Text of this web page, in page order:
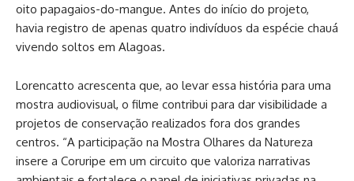
oito papagaios-do-mangue. Antes do início do projeto,
havia registro de apenas quatro indivíduos da espécie chauá
vivendo soltos em Alagoas.
Lorencatto acrescenta que, ao levar essa história para uma
mostra audiovisual, o filme contribui para dar visibilidade a
projetos de conservação realizados fora dos grandes
centros. “A participação na Mostra Olhares da Natureza
insere a Coruripe em um circuito que valoriza narrativas